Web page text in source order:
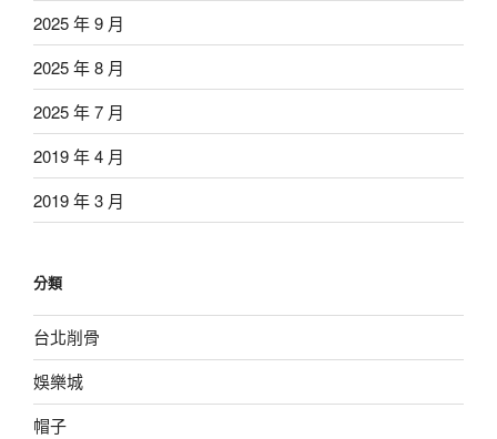
2025 年 9 月
2025 年 8 月
2025 年 7 月
2019 年 4 月
2019 年 3 月
分類
台北削骨
娛樂城
帽子